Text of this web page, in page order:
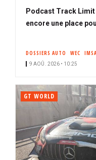
Podcast Track Limit
encore une place
DOSSIERS AUTO WEC IMSA
9 AOÛ. 2026 • 10:25
GT WORLD